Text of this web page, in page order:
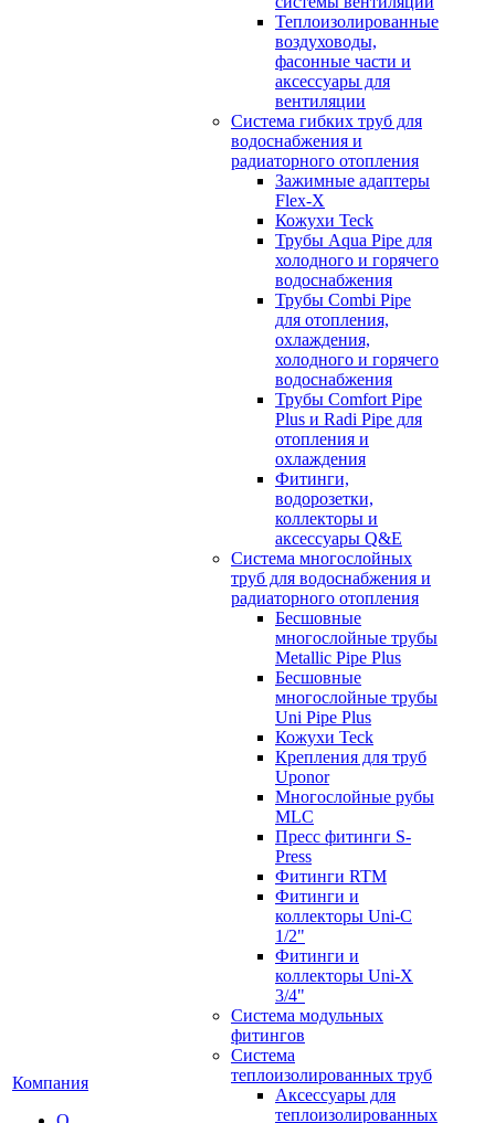
Компания
Теплоизолированные
воздуховоды,
фасонные части и
аксессуары для
вентиляции
Система гибких труб для
водоснабжения и
радиаторного отопления
Зажимные адаптеры
Flex-X
Кожухи Teck
Трубы Aqua Pipe для
холодного и горячего
водоснабжения
Трубы Combi Pipe
для отопления,
охлаждения,
холодного и горячего
водоснабжения
Трубы Comfort Pipe
Plus и Radi Pipe для
отопления и
охлаждения
Фитинги,
водорозетки,
коллекторы и
аксессуары Q&E
Система многослойных
труб для водоснабжения и
радиаторного отопления
Бесшовные
многослойные трубы
Metallic Pipe Plus
Бесшовные
многослойные трубы
Uni Pipe Plus
Кожухи Teck
Крепления для труб
Uponor
Многослойные рубы
MLC
Пресс фитинги S-
Press
Фитинги RTM
Фитинги и
коллекторы Uni-C
1/2"
Фитинги и
коллекторы Uni-X
3/4"
Система модульных
фитингов
Система
теплоизолированных труб
Аксессуары для
теплоизолированных